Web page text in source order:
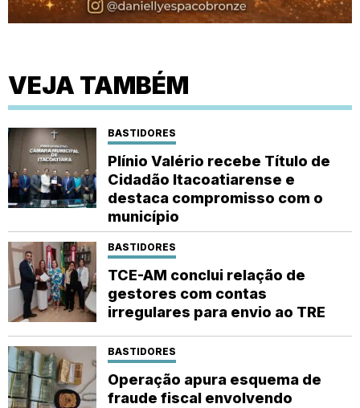
VEJA TAMBÉM
BASTIDORES
Plínio Valério recebe Título de
Cidadão Itacoatiarense e
destaca compromisso com o
município
BASTIDORES
TCE-AM conclui relação de
gestores com contas
irregulares para envio ao TRE
BASTIDORES
Operação apura esquema de
fraude fiscal envolvendo